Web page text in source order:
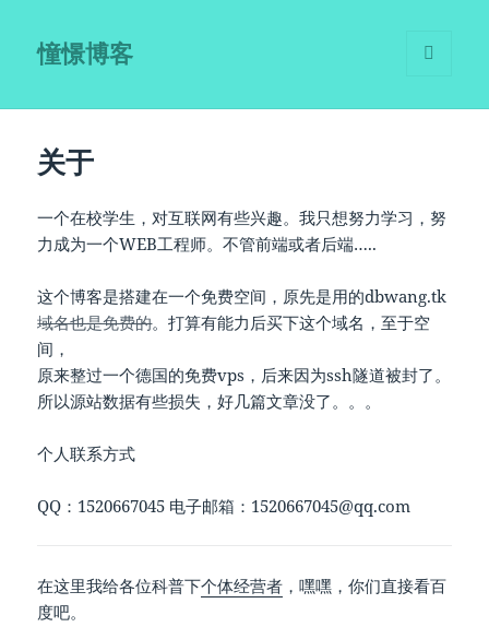
憧憬博客
挂件
关于
一个在校学生，对互联网有些兴趣。我只想努力学习，努
力成为一个WEB工程师。不管前端或者后端…..
这个博客是搭建在一个免费空间，原先是用的dbwang.tk
域名也是免费的。打算有能力后买下这个域名，至于空
间，
原来整过一个德国的免费vps，后来因为ssh隧道被封了。
所以源站数据有些损失，好几篇文章没了。。。
个人联系方式
QQ：1520667045 电子邮箱： 1520667045@qq.com
在这里我给各位科普下个体经营者 ，嘿嘿，你们直接看百
度吧。